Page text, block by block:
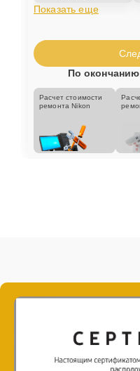
Показать еще
По
Расчет стоимости
ремонта Nikon